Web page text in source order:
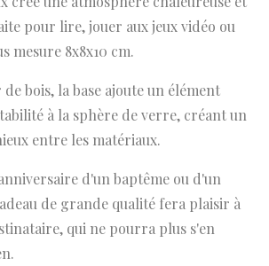
pour lire, jouer aux jeux vidéo ou
mesure 8x8x10 cm.
bois, la base ajoute un élément
à la sphère de verre, créant un
entre les matériaux.
d'un baptême ou d'un
de grande qualité fera plaisir à
qui ne pourra plus s'en